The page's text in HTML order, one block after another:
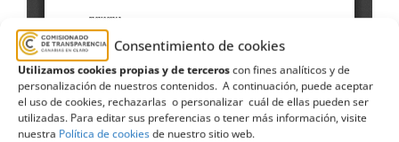
Consentimiento de cookies
Utilizamos cookies propias y de terceroscon fines analíticos y de
personalización de nuestros contenidos. A continuación, puede aceptar
el uso de cookies, rechazarlas o personalizar cuál de ellas pueden ser
utilizadas. Para editar sus preferencias o tener más información, visite
nuestra Política de cookiesde nuestro sitio web.